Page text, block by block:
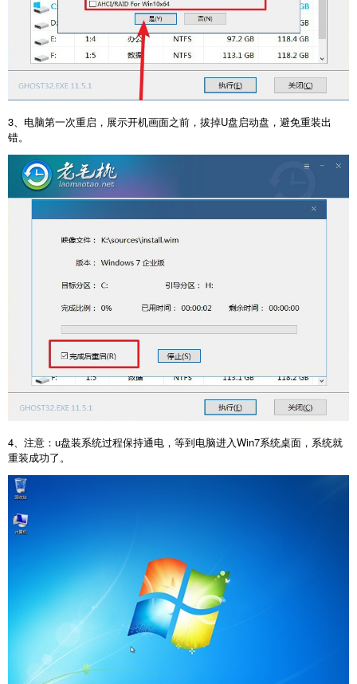
3、电脑第一次重启，展示开机画面之前，拔掉U盘启动盘，避免重装出
错。
4、注意：u盘装系统过程保持通电，等到电脑进入Win7系统桌面，系统就
重装成功了。